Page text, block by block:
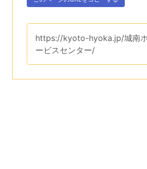
。
このページのURLは、
https://kyoto-hyoka.jp/城南
ービスセンター/